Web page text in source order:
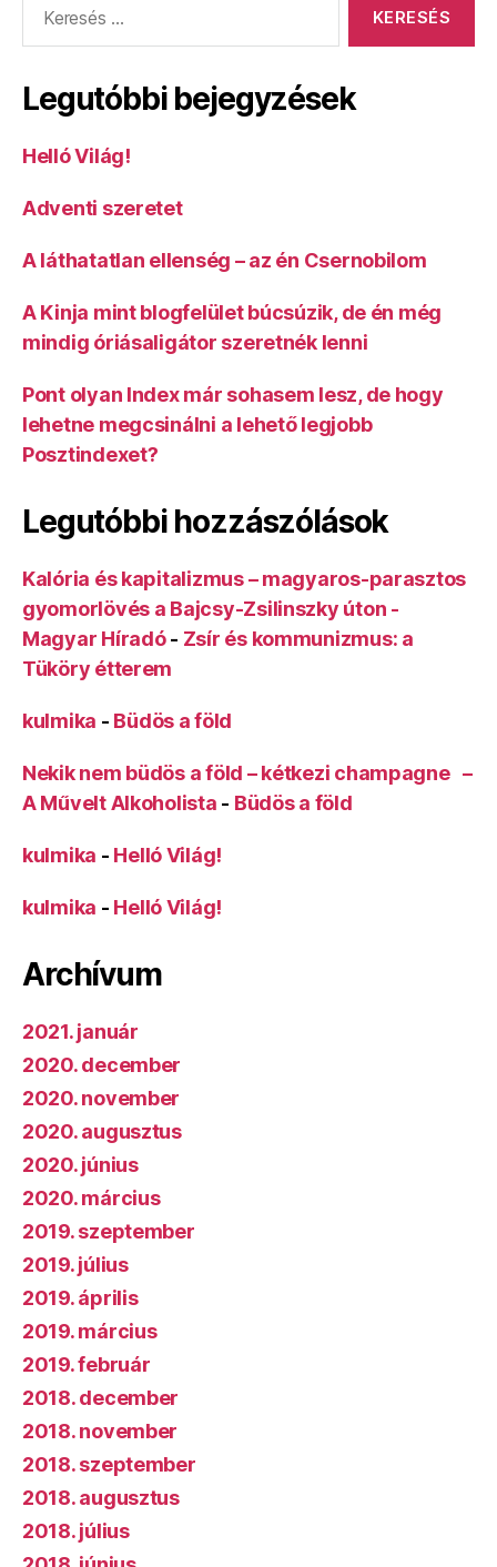
hegyek?”
Legutóbbi bejegyzések
Helló Világ!
Adventi szeretet
A láthatatlan ellenség – az én Csernobilom
A Kinja mint blogfelület búcsúzik, de én még
mindig óriásaligátor szeretnék lenni
Pont olyan Index már sohasem lesz, de hogy
lehetne megcsinálni a lehető legjobb
Posztindexet?
Legutóbbi hozzászólások
Kalória és kapitalizmus – magyaros-parasztos
gyomorlövés a Bajcsy-Zsilinszky úton -
Magyar Híradó- Zsír és kommunizmus: a
Tüköry étterem
kulmika - Büdös a föld
Nekik nem büdös a föld – kétkezi champagne –
A Művelt Alkoholista - Büdös a föld
kulmika - Helló Világ!
kulmika - Helló Világ!
Archívum
2021. január
2020. december
2020. november
2020. augusztus
2020. június
2020. március
2019. szeptember
2019. július
2019. április
2019. március
2019. február
2018. december
2018. november
2018. szeptember
2018. augusztus
2018. július